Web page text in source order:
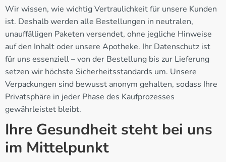
Wir wissen, wie wichtig Vertraulichkeit für unsere Kunden
ist. Deshalb werden alle Bestellungen in neutralen,
unauffälligen Paketen versendet, ohne jegliche Hinweise
auf den Inhalt oder unsere Apotheke. Ihr Datenschutz ist
für uns essenziell – von der Bestellung bis zur Lieferung
setzen wir höchste Sicherheitsstandards um. Unsere
Verpackungen sind bewusst anonym gehalten, sodass Ihre
Privatsphäre in jeder Phase des Kaufprozesses
gewährleistet bleibt.
Ihre Gesundheit steht bei uns
im Mittelpunkt